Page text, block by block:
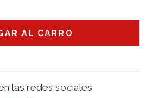
las redes sociales